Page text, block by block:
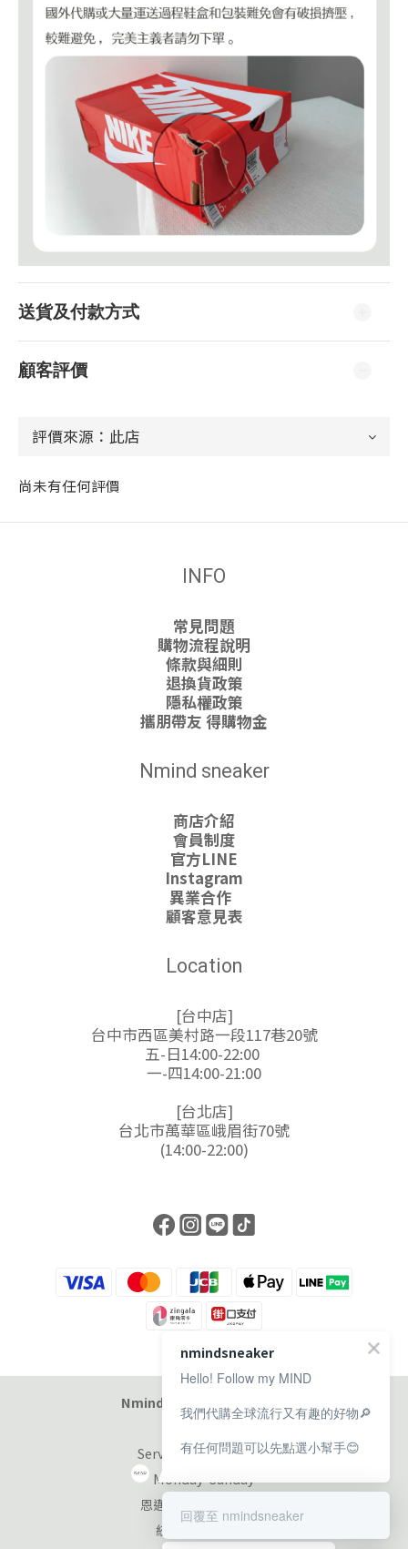
送貨及付款方式
顧客評價
尚未有任何評價
INFO
常見問題
購物流程說明
條款與細則
退換貨政策
隱私權政策
攜朋帶友 得購物金
Nmind sneaker
商店介紹
會員制度
官方LINE
Instagram
異業合作
顧客意見表
Location
[台中店]
台中市西區美村路一段117巷20號
五-日14:00-22:00
一-四14:00-21:00
[台北店]
台北市萬華區峨眉街70號
(14:00-22:00)
Nmind Sneaker 恩邁選貨店
Service at 11:00-19:00
Monday-Sunday
恩邁國際股份有限公司
統編：90353953
nmindsneaker
Hello! Follow my MIND
我們代購全球流行又有趣的好物🔎
有任何問題可以先點選小幫手😊
回覆至 nmindsneaker